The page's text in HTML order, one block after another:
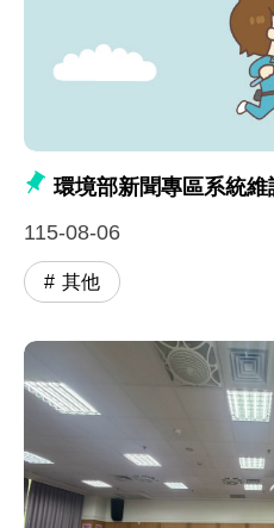
環境部新聞專區系統維
115-08-06
其他